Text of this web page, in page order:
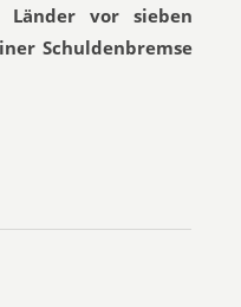
Länder vor sieben
Schuldenbremse